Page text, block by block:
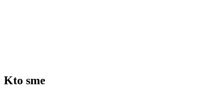
Kto sme